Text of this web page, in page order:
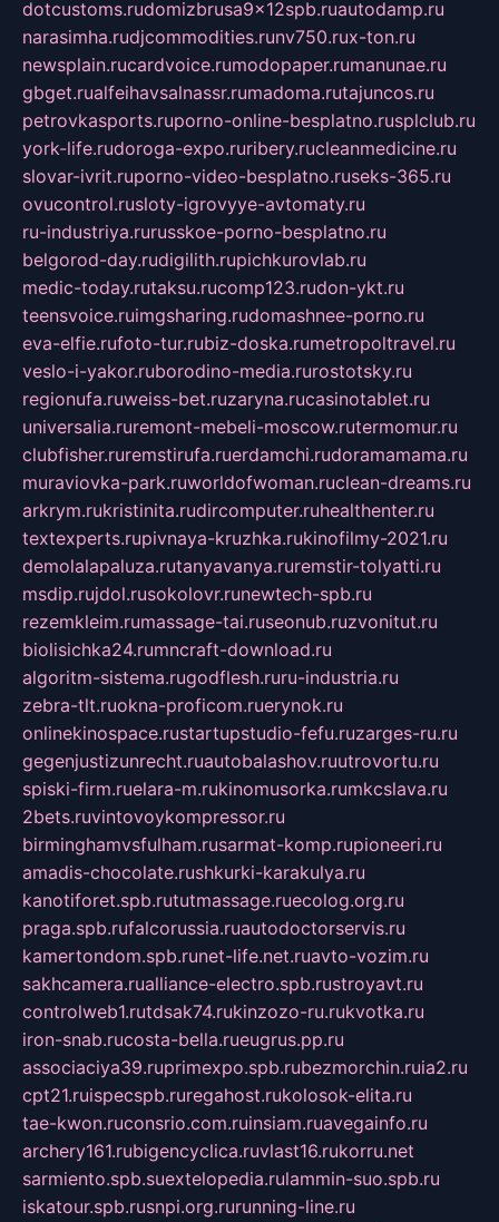
dotcustoms.rudomizbrusa9x12spb.ruautodamp.ru
narasimha.rudjcommodities.runv750.rux-ton.ru
newsplain.rucardvoice.rumodopaper.rumanunae.ru
gbget.rualfeihavsalnassr.rumadoma.rutajuncos.ru
petrovkasports.ruporno-online-besplatno.rusplclub.ru
york-life.rudoroga-expo.ruribery.rucleanmedicine.ru
slovar-ivrit.ruporno-video-besplatno.ruseks-365.ru
ovucontrol.rusloty-igrovyye-avtomaty.ru
ru-industriya.rurusskoe-porno-besplatno.ru
belgorod-day.rudigilith.rupichkurovlab.ru
medic-today.rutaksu.rucomp123.rudon-ykt.ru
teensvoice.ruimgsharing.rudomashnee-porno.ru
eva-elfie.rufoto-tur.rubiz-doska.rumetropoltravel.ru
veslo-i-yakor.ruborodino-media.rurostotsky.ru
regionufa.ruweiss-bet.ruzaryna.rucasinotablet.ru
universalia.ruremont-mebeli-moscow.rutermomur.ru
clubfisher.ruremstirufa.ruerdamchi.rudoramamama.ru
muraviovka-park.ruworldofwoman.ruclean-dreams.ru
arkrym.rukristinita.rudircomputer.ruhealthenter.ru
textexperts.rupivnaya-kruzhka.rukinofilmy-2021.ru
demolalapaluza.rutanyavanya.ruremstir-tolyatti.ru
msdip.rujdol.rusokolovr.runewtech-spb.ru
rezemkleim.rumassage-tai.ruseonub.ruzvonitut.ru
biolisichka24.rumncraft-download.ru
algoritm-sistema.rugodflesh.ruru-industria.ru
zebra-tlt.ruokna-proficom.ruerynok.ru
onlinekinospace.rustartupstudio-fefu.ruzarges-ru.ru
gegenjustizunrecht.ruautobalashov.ruutrovortu.ru
spiski-firm.ruelara-m.rukinomusorka.rumkcslava.ru
2bets.ruvintovoykompressor.ru
birminghamvsfulham.rusarmat-komp.rupioneeri.ru
amadis-chocolate.rushkurki-karakulya.ru
kanotiforet.spb.rututmassage.ruecolog.org.ru
praga.spb.rufalcorussia.ruautodoctorservis.ru
kamertondom.spb.runet-life.net.ruavto-vozim.ru
sakhcamera.rualliance-electro.spb.rustroyavt.ru
controlweb1.rutdsak74.rukinzozo-ru.rukvotka.ru
iron-snab.rucosta-bella.rueugrus.pp.ru
associaciya39.ruprimexpo.spb.rubezmorchin.ruia2.ru
cpt21.ruispecspb.ruregahost.rukolosok-elita.ru
tae-kwon.ruconsrio.com.ruinsiam.ruavegainfo.ru
archery161.rubigencyclica.ruvlast16.rukorru.net
sarmiento.spb.suextelopedia.rulammin-suo.spb.ru
iskatour.spb.rusnpi.org.rurunning-line.ru